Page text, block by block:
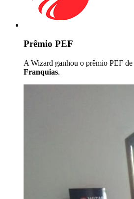
Prêmio PEF
A Wizard ganhou o prêmio PEF de
Franquias.